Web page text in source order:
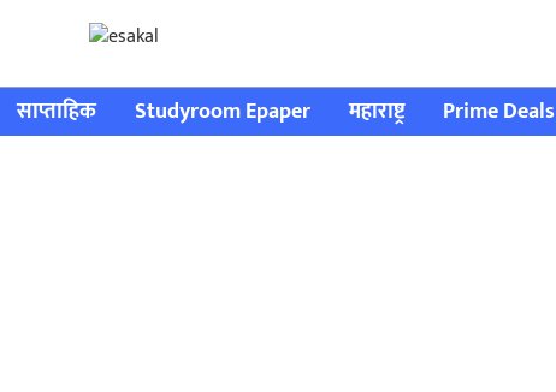
साप्ताहिक Studyroom Epaper महाराष्ट्र Prime Deals